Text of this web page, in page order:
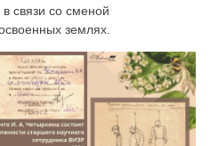
связи со сменой
землях.